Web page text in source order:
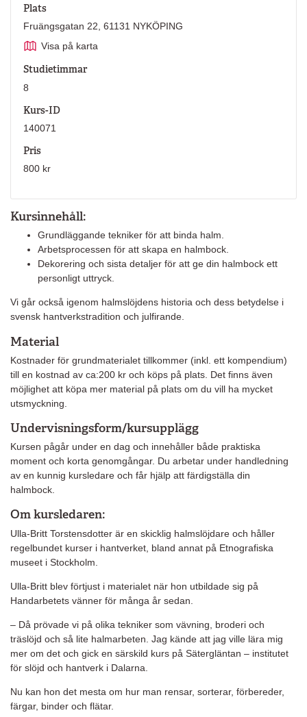
Kursinnehåll:
Grundläggande tekniker för att binda halm.
Arbetsprocessen för att skapa en halmbock.
Dekorering och sista detaljer för att ge din halmbock ett
personligt uttryck.
Vi går också igenom halmslöjdens historia och dess betydelse i
svensk hantverkstradition och julfirande.
Material
Kostnader för grundmaterialet tillkommer (inkl. ett kompendium)
till en kostnad av ca:200 kr och köps på plats. Det finns även
möjlighet att köpa mer material på plats om du vill ha mycket
utsmyckning.
Undervisningsform/kursupplägg
Kursen pågår under en dag och innehåller både praktiska
moment och korta genomgångar. Du arbetar under handledning
av en kunnig kursledare och får hjälp att färdigställa din
halmbock.
Om kursledaren:
Ulla-Britt Torstensdotter är en skicklig halmslöjdare och håller
regelbundet kurser i hantverket, bland annat på Etnografiska
museet i Stockholm.
Ulla-Britt blev förtjust i materialet när hon utbildade sig på
Handarbetets vänner för många år sedan.
– Då prövade vi på olika tekniker som vävning, broderi och
träslöjd och så lite halmarbeten. Jag kände att jag ville lära mig
mer om det och gick en särskild kurs på Sätergläntan – institutet
för slöjd och hantverk i Dalarna.
Nu kan hon det mesta om hur man rensar, sorterar, förbereder,
färgar, binder och flätar.
Plats
Fruängsgatan 22, 61131 NYKÖPING
Visa på karta
Studietimmar
8
Kurs-ID
140071
Pris
800 kr